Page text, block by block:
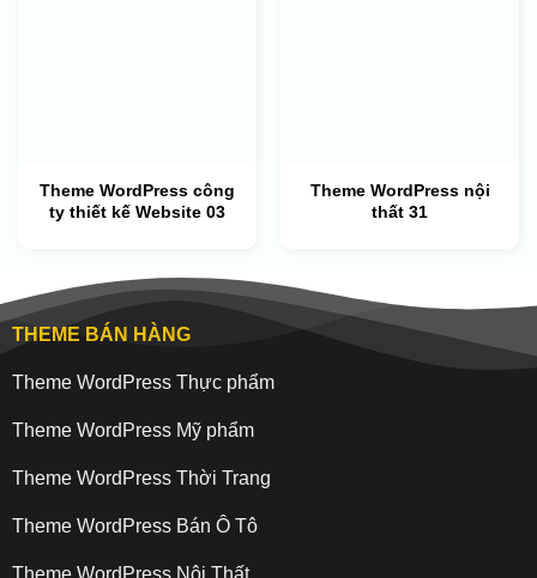
Theme WordPress công
ty thiết kế Website 03
Theme WordPress nội
thất 31
THEME BÁN HÀNG
Theme WordPress Thực phẩm
Theme WordPress Mỹ phẩm
Theme WordPress Thời Trang
Theme WordPress Bán Ô Tô